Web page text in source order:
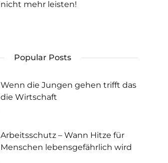
nicht mehr leisten!
Popular Posts
Wenn die Jungen gehen trifft das
die Wirtschaft
Arbeitsschutz – Wann Hitze für
Menschen lebensgefährlich wird